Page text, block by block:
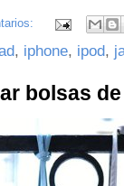
, iphone, ipod,
bolsas